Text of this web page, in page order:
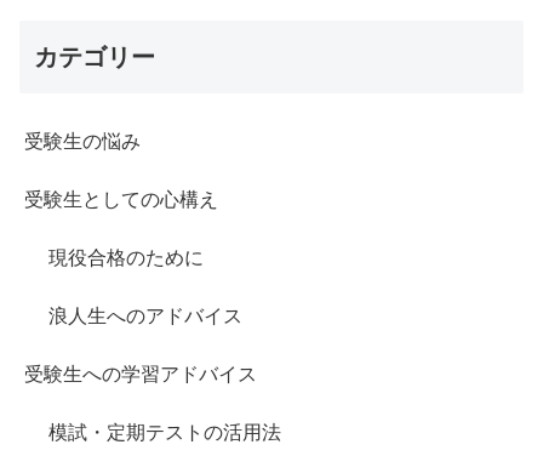
カテゴリー
受験生の悩み
受験生としての心構え
現役合格のために
浪人生へのアドバイス
受験生への学習アドバイス
模試・定期テストの活用法